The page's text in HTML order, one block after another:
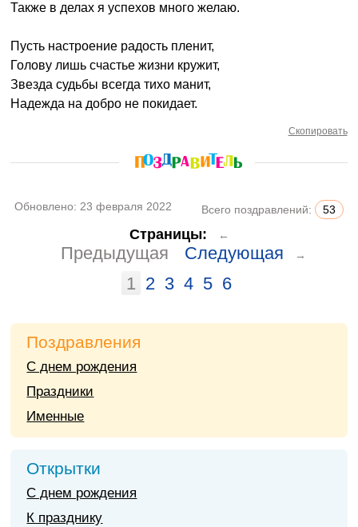
Также в делах я успехов много желаю.
Пусть настроение радость пленит,
Голову лишь счастье жизни кружит,
Звезда судьбы всегда тихо манит,
Надежда на добро не покидает.
Скопировать
Обновлено: 23 февраля 2022 Всего поздравлений: 53
Страницы: ←
Предыдущая Следующая →
1 2 3 4 5 6
Поздравления
С днем рождения
Праздники
Именные
Открытки
С днем рождения
К празднику